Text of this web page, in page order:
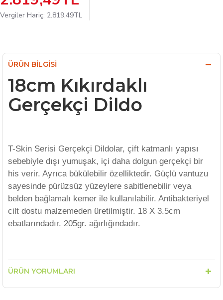
Vergiler Hariç: 2.819,49TL
ÜRÜN BILGISI
18cm Kıkırdaklı
Gerçekçi Dildo
T-Skin Serisi Gerçekçi Dildolar, çift katmanlı yapısı
sebebiyle dışı yumuşak, içi daha dolgun gerçekçi bir
his verir. Ayrıca bükülebilir özelliktedir. Güçlü vantuzu
sayesinde pürüzsüz yüzeylere sabitlenebilir veya
belden bağlamalı kemer ile kullanılabilir. Antibakteriyel
cilt dostu malzemeden üretilmiştir. 18 X 3.5cm
ebatlarındadır. 205gr. ağırlığındadır.
ÜRÜN YORUMLARI